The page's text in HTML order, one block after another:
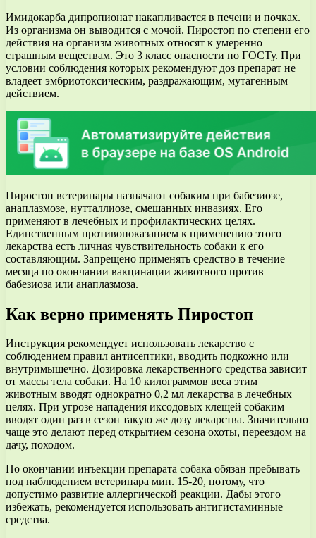
Имидокарба дипропионат накапливается в печени и почках.
Из организма он выводится с мочой. Пиростоп по степени его
действия на организм животных относят к умеренно
страшным веществам. Это 3 класс опасности по ГОСТу. При
условии соблюдения которых рекомендуют доз препарат не
владеет эмбриотоксическим, раздражающим, мутагенным
действием.
Пиростоп ветеринары назначают собаким при бабезиозе,
анаплазмозе, нутталлиозе, смешанных инвазиях. Его
применяют в лечебных и профилактических целях.
Единственным противопоказанием к применению этого
лекарства есть личная чувствительность собаки к его
составляющим. Запрещено применять средство в течение
месяца по окончании вакцинации животного против
бабезиоза или анаплазмоза.
Как верно применять Пиростоп
Инструкция рекомендует использовать лекарство с
соблюдением правил антисептики, вводить подкожно или
внутримышечно. Дозировка лекарственного средства зависит
от массы тела собаки. На 10 килограммов веса этим
животным вводят однократно 0,2 мл лекарства в лечебных
целях. При угрозе нападения иксодовых клещей собаким
вводят один раз в сезон такую же дозу лекарства. Значительно
чаще это делают перед открытием сезона охоты, переездом на
дачу, походом.
По окончании инъекции препарата собака обязан пребывать
под наблюдением ветеринара мин. 15-20, потому, что
допустимо развитие аллергической реакции. Дабы этого
избежать, рекомендуется использовать антигистаминные
средства.